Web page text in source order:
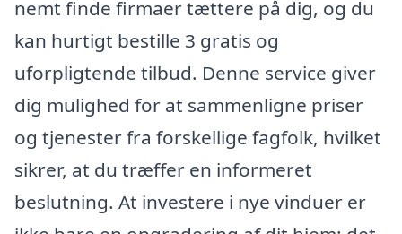
nemt finde firmaer tættere på dig, og du
kan hurtigt bestille 3 gratis og
uforpligtende tilbud. Denne service giver
dig mulighed for at sammenligne priser
og tjenester fra forskellige fagfolk, hvilket
sikrer, at du træffer en informeret
beslutning. At investere i nye vinduer er